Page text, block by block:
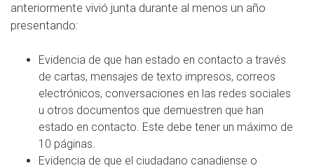
anteriormente vivió junta durante al menos un año
presentando:
Evidencia de que han estado en contacto a través
de cartas, mensajes de texto impresos, correos
electrónicos, conversaciones en las redes sociales
u otros documentos que demuestren que han
estado en contacto. Este debe tener un máximo de
10 páginas.
Evidencia de que el ciudadano canadiense o